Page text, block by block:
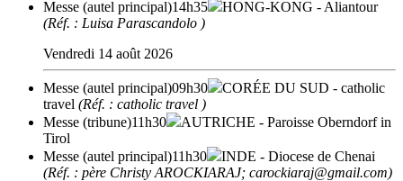
Messe (autel principal)14h35 HONG-KONG - Aliantour
(Réf. : Luisa Parascandolo )
Vendredi 14 août 2026
Messe (autel principal)09h30 CORÉE DU SUD - catholic
travel (Réf. : catholic travel )
Messe (tribune)11h30 AUTRICHE - Paroisse Oberndorf in
Tirol
Messe (autel principal)11h30 INDE - Diocese de Chenai
(Réf. : père Christy AROCKIARAJ; carockiaraj@gmail.com)